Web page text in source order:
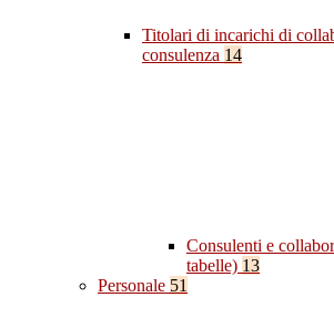
Titolari di incarichi di
consulenza 14
Consulenti e
tabelle) 13
Personale 51